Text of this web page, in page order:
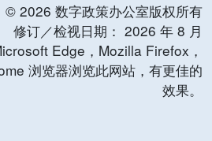
© 2026 数字政策办公室版权所有
修订／检视日期： 2026 年 8 月
Edge，Mozilla Firefox，
浏览器浏览此网站，有更佳的
效果。